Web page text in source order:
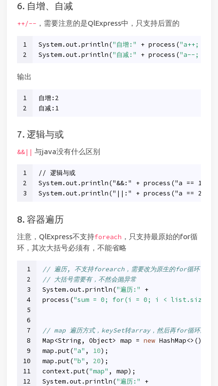
6. 自增、自减
++/-- ，需要注意的是QlExpress中，只支持后置的
1
2
System.out.println("自增:" + process("a++; a"
System.out.println("自减:" + process("a--; a"
输出
1
2
自增:2
自减:1
7. 逻辑与或
&&|| 与java没有什么区别
1
2
3
// 逻辑与或
System.out.println("&&:" + process("a == 1
System.out.println("||:" + process("a == 2 ||
8. 容器遍历
注意，QlExpress不支持foreach ，只支持最原始的for循
环，其次大括号必须有，不能省略
1
2
3
4
5
6
7
8
9
10
11
12
// 遍历, 不支持forearch，需要改为原生的for循环
// 大括号需要有，不然会抛异常
System.out.println("遍历:" +
process("sum = 0; for(i = 0; i < list.size();
// map 遍历方式，keySet转array，然后再for循环迭代
Map<String, Object> map = new HashMap<>();
map.put("a" , 10);
map.put("b" , 20);
context.put("map" , map);
System.out.println("遍历:" +